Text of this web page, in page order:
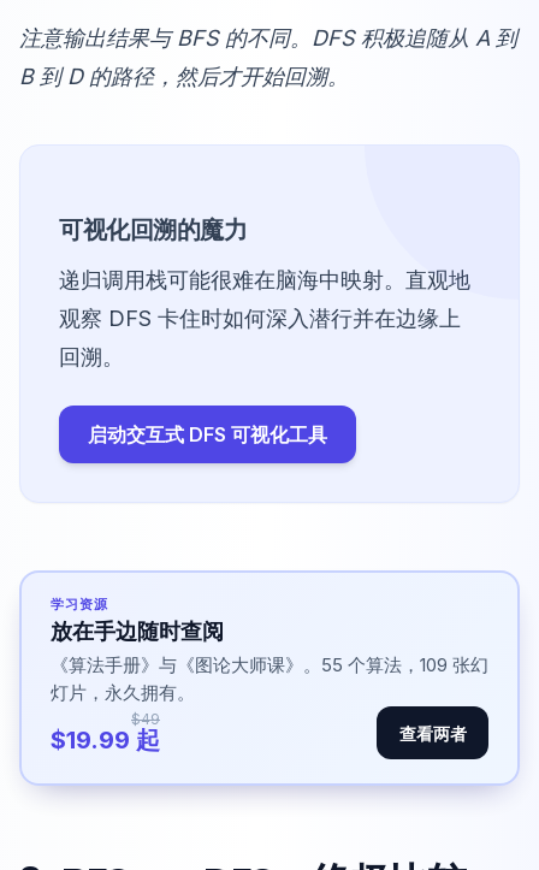
注意输出结果与 BFS 的不同。DFS 积极追随从 A 到
B 到 D 的路径，然后才开始回溯。
可视化回溯的魔力
递归调用栈可能很难在脑海中映射。直观地
观察 DFS 卡住时如何深入潜行并在边缘上
回溯。
启动交互式 DFS 可视化工具
学习资源
放在手边随时查阅
《算法手册》与《图论大师课》。55 个算法，109 张幻
灯片，永久拥有。
$49
$19.99 起 查看两者